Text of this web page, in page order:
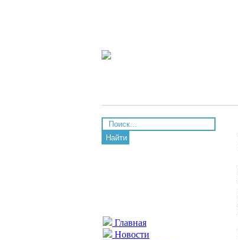
Найти
Главная
Новости